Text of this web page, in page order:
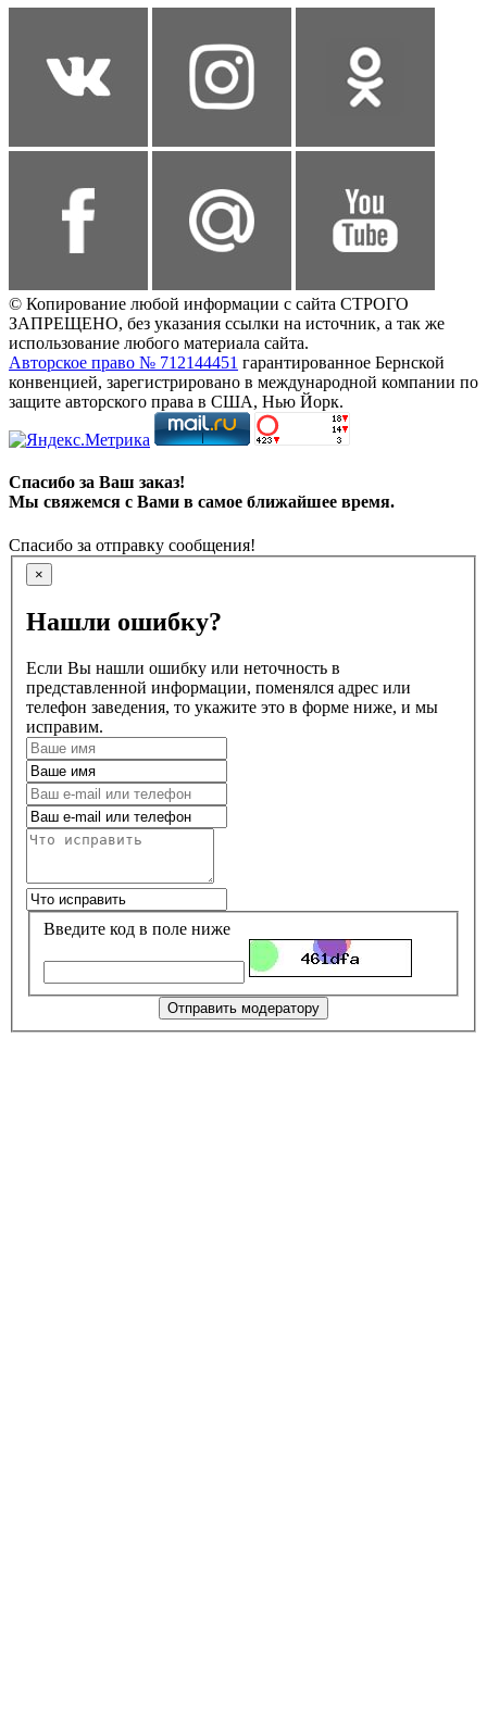
© Копирование любой информации с сайта СТРОГО
ЗАПРЕЩЕНО, без указания ссылки на источник, а так же
использование любого материала сайта.
Авторское право № 712144451 гарантированное Бернской
конвенцией, зарегистрировано в международной компании по
защите авторского права в США, Нью Йорк.
Спасибо за Ваш заказ!
Мы свяжемся с Вами в самое ближайшее время.
Спасибо за отправку сообщения!
×
Нашли ошибку?
Если Вы нашли ошибку или неточность в
представленной информации, поменялся адрес или
телефон заведения, то укажите это в форме ниже, и мы
исправим.
Введите код в поле ниже
Отправить модератору